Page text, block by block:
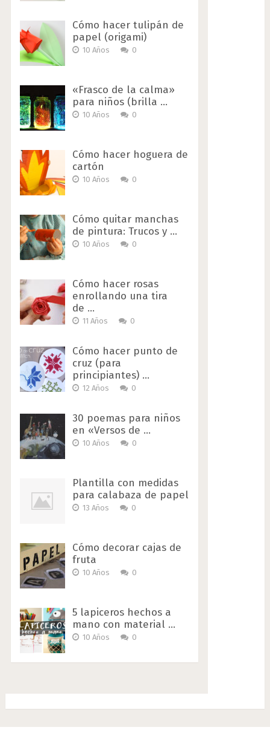
Cómo hacer tulipán de
papel (origami)
10 Años 0
«Frasco de la calma»
para niños (brilla …
10 Años 0
Cómo hacer hoguera de
cartón
10 Años 0
Cómo quitar manchas
de pintura: Trucos y …
10 Años 0
Cómo hacer rosas
enrollando una tira
de …
11 Años 0
Cómo hacer punto de
cruz (para
principiantes) …
12 Años 0
30 poemas para niños
en «Versos de …
10 Años 0
Plantilla con medidas
para calabaza de papel
13 Años 0
Cómo decorar cajas de
fruta
10 Años 0
5 lapiceros hechos a
mano con material …
10 Años 0